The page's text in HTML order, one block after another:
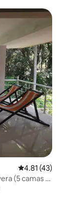
Calificación
4.81 (43)
(5 camas +